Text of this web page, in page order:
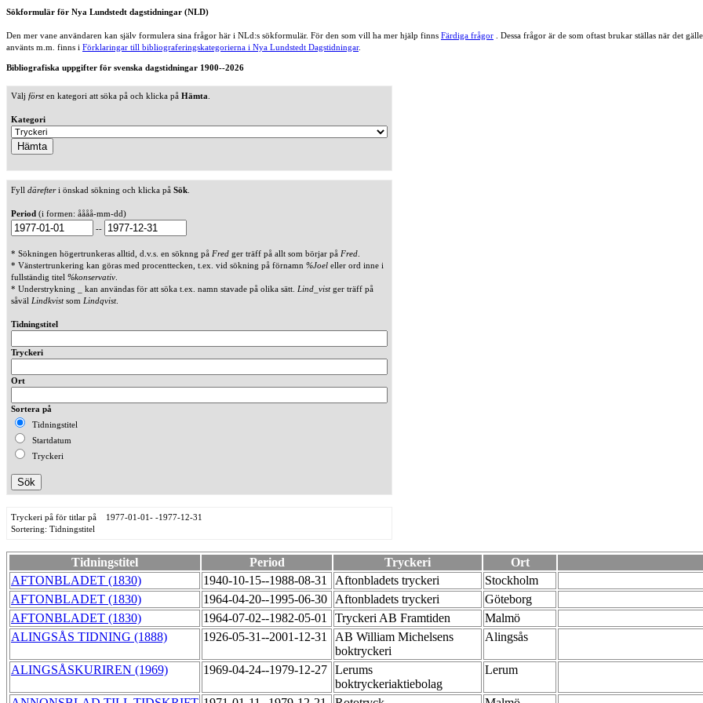
Sökformulär för Nya Lundstedt dagstidningar (NLD)
Den mer vane användaren kan själv formulera sina frågor här i NLd:s sökformulär. För den som vill ha mer hjälp finns Färdiga frågor . Dessa frågor är de som oftast brukar ställas när det
använts m.m. finns i Förklaringar till bibliograferingskategorierna i Nya Lundstedt Dagstidningar.
Bibliografiska uppgifter för svenska dagstidningar 1900--2026
Välj försten kategori att söka på och klicka på Hämta
Kategori
Fyll därefteri önskad sökning och klicka på Sök
Period (i formen: åååå-mm-dd)
--
* Sökningen högertrunkeras alltid, d.v.s. en söknng på Fred ger träff på allt som börjar på Fred
* Vänstertrunkering kan göras med procenttecken, t.ex. vid sökning på förnamn %Joel eller ord inne i
fullständig titel %konservativ
* Understrykning _ kan användas för att söka t.ex. namn stavade på olika sätt. Lind_vistger träff på
såväl Lindkvistsom Lindqvist.
Tidningstitel
Tryckeri
Ort
Sortera på
Tidningstitel
Startdatum
Tryckeri
Tryckeri på för titlar på 1977-01-01- -1977-12-31
Sortering: Tidningstitel
Tidningstitel Period Tryckeri Ort
AFTONBLADET (1830) 1940-10-15--1988-08-31 Aftonbladets tryckeri Stockholm
AFTONBLADET (1830) 1964-04-20--1995-06-30 Aftonbladets tryckeri Göteborg
AFTONBLADET (1830) 1964-07-02--1982-05-01 Tryckeri AB Framtiden Malmö
ALINGSÅS TIDNING (1888) 1926-05-31--2001-12-31
AB William Michelsens
boktryckeri
Alingsås
ALINGSÅSKURIREN (1969) 1969-04-24--1979-12-27 Lerums
boktryckeriaktiebolag
Lerum